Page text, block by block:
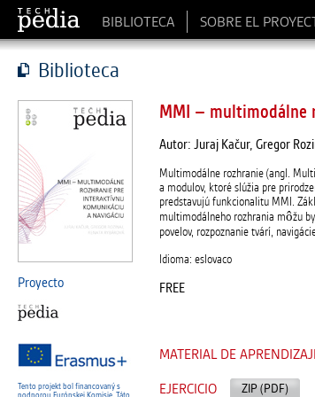
BIBLIOTECA SOBRE EL
Biblioteca
Proyecto
Tento projekt bol financovaný s
podporou Európskej Komisie. Táto
MMI – multimodálne
Autor: Juraj Kačur, Gregor
Multimodálne rozhranie (angl.
a modulov, ktoré slúžia pre
predstavujú funkcionalitu MMI.
multimodálneho rozhrania môžu
povelov, rozpoznanie tvárí,
Idioma: eslovaco
FREE
MATERIAL DE
EJERCICIO ZIP (PDF)